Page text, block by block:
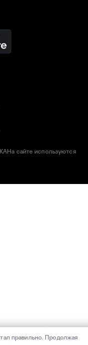
На сайте используются
правильно. Продолжая